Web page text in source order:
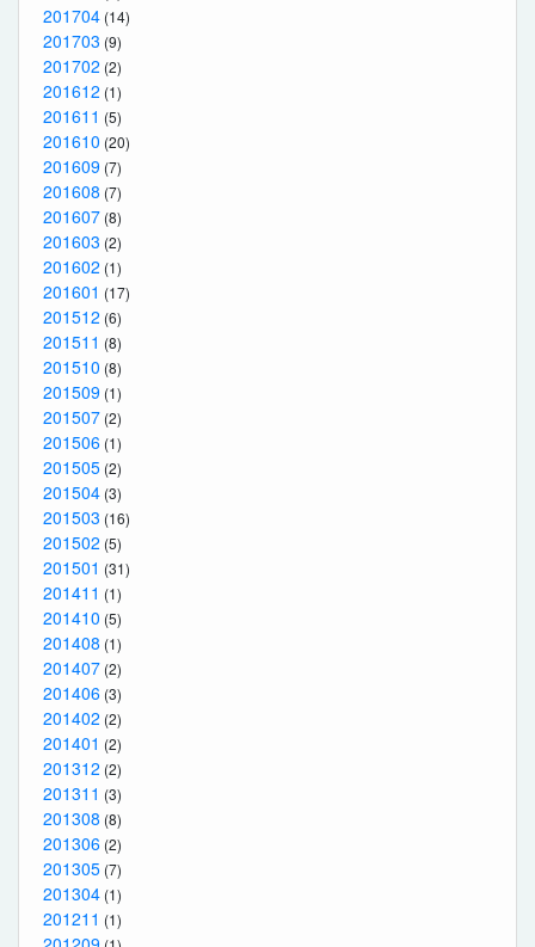
201704 (14)
201703 (9)
201702 (2)
201612 (1)
201611 (5)
201610 (20)
201609 (7)
201608 (7)
201607 (8)
201603 (2)
201602 (1)
201601 (17)
201512 (6)
201511 (8)
201510 (8)
201509 (1)
201507 (2)
201506 (1)
201505 (2)
201504 (3)
201503 (16)
201502 (5)
201501 (31)
201411 (1)
201410 (5)
201408 (1)
201407 (2)
201406 (3)
201402 (2)
201401 (2)
201312 (2)
201311 (3)
201308 (8)
201306 (2)
201305 (7)
201304 (1)
201211 (1)